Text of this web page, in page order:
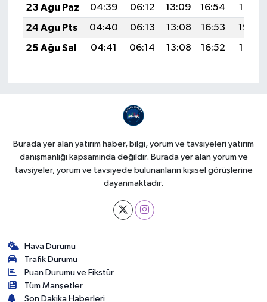
23 Ağu Paz
04:39 06:12 13:09 16:54
19:56
24 Ağu Pts
04:40 06:13 13:08 16:53
19:54
25 Ağu Sal
04:41 06:14 13:08 16:52 19:53
Burada yer alan yatırım haber, bilgi, yorum ve tavsiyeleri yatırım
danışmanlığı kapsamında değildir. Burada yer alan yorum ve
tavsiyeler, yorum ve tavsiyede bulunanların kişisel görüşlerine
dayanmaktadır.
Hava Durumu
Trafik Durumu
Puan Durumu ve Fikstür
Tüm Manşetler
Son Dakika Haberleri